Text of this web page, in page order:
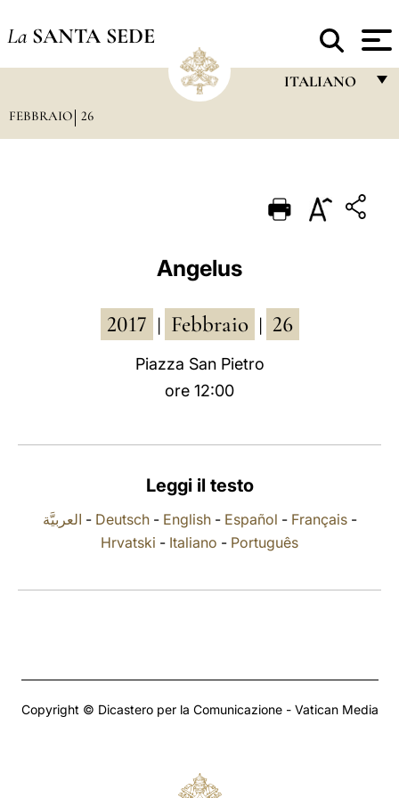
La SANTA SEDE
ITALIANO
PORTUGUÊS
POLSKI
FEBBRAIO 26
Angelus
2017 Febbraio 26
Piazza San Pietro
ore 12:00
Leggi il testo
العربيَّة - Deutsch- English- Español - Français-
Hrvatski - Italiano - Português
Copyright © Dicastero per la Comunicazione - Vatican Media